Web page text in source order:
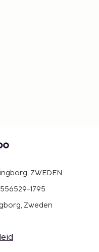
ZWEDEN
1795
Zweden